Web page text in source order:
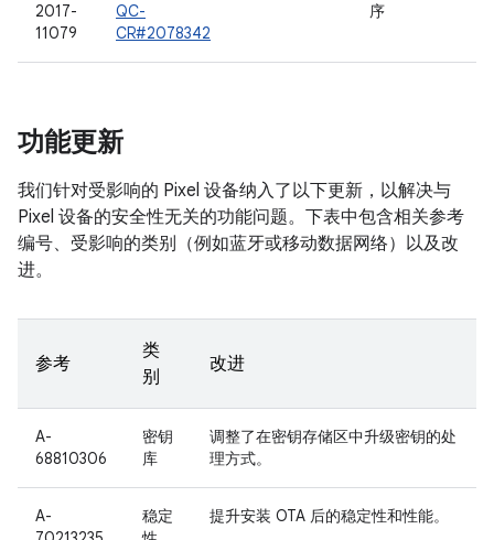
2017-
11079
QC-
CR#2078342
序
功能更新
我们针对受影响的 Pixel 设备纳入了以下更新，以解决与
Pixel 设备的安全性无关的功能问题。下表中包含相关参考
编号、受影响的类别（例如蓝牙或移动数据网络）以及改
进。
参考
类
别
改进
A-
68810306
密钥
库
调整了在密钥存储区中升级密钥的处
理方式。
A-
稳定
提升安装 OTA 后的稳定性和性能。